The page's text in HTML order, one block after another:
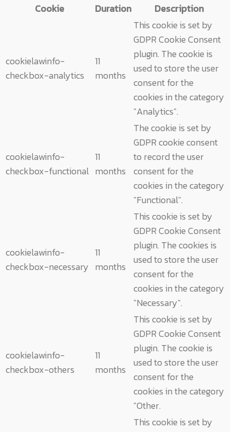
Cookie
Duration Description
cookielawinfo-
checkbox-analytics
11
months
This cookie is set by
GDPR Cookie Consent
plugin. The cookie is
used to store the user
consent for the
cookies in the category
"Analytics".
cookielawinfo-
checkbox-functional
11
months
The cookie is set by
GDPR cookie consent
to record the user
consent for the
cookies in the category
"Functional".
cookielawinfo-
checkbox-necessary
11
months
This cookie is set by
GDPR Cookie Consent
plugin. The cookies is
used to store the user
consent for the
cookies in the category
"Necessary".
cookielawinfo-
checkbox-others
11
months
This cookie is set by
GDPR Cookie Consent
plugin. The cookie is
used to store the user
consent for the
cookies in the category
"Other.
This cookie is set by